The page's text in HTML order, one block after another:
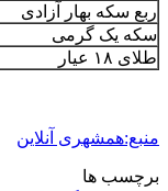
ربع سکه بهار آزادی
سکه یک گرمی
طلای ۱۸ عیار
منبع:همشهری آنلاین
برچسب ها